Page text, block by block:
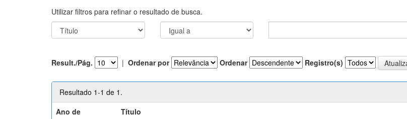
Utilizar filtros para refinar o resultado de busca.
Result./Pág. | Ordenar por Ordenar Registro(s)
Resultado 1-1 de 1.
Ano de
Título